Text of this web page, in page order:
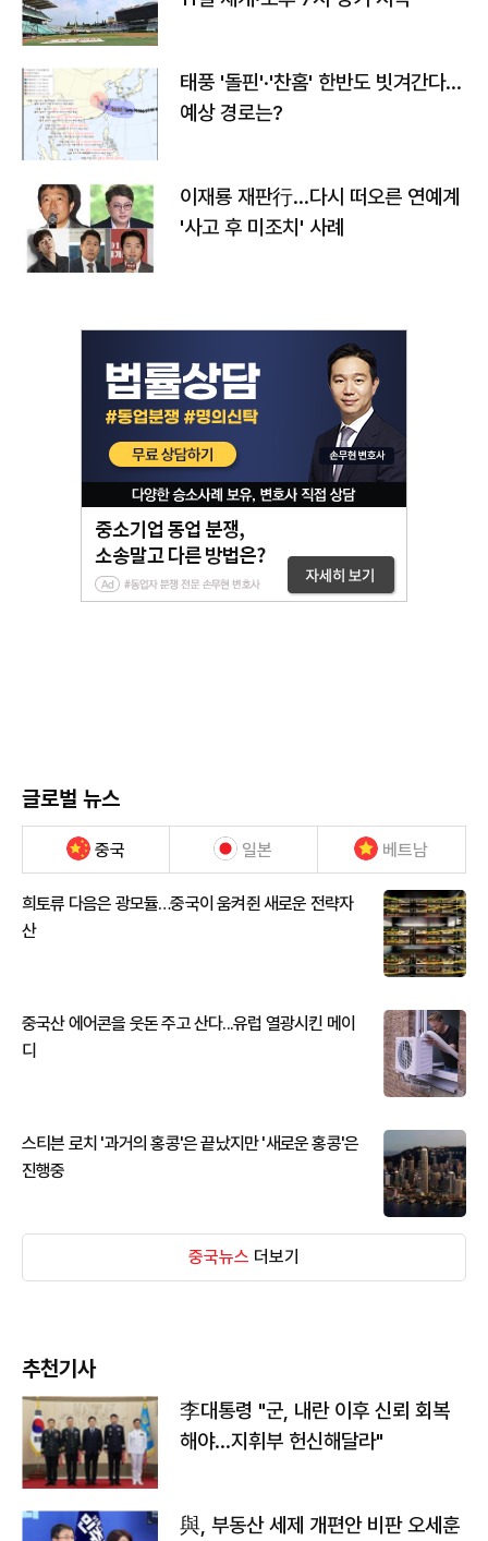
태풍 '돌핀'·'찬홈' 한반도 빗겨간다…
예상 경로는?
이재룡 재판行…다시 떠오른 연예계
'사고 후 미조치' 사례
글로벌 뉴스
중국 일본 베트남
희토류 다음은 광모듈…중국이 움켜쥔 새로운 전략자
산
중국산 에어콘을 웃돈 주고 산다...유럽 열광시킨 메이
디
스티븐 로치 '과거의 홍콩'은 끝났지만 '새로운 홍콩'은
진행중
중국뉴스 더보기
추천기사
李대통령 "군, 내란 이후 신뢰 회복
해야…지휘부 헌신해달라"
與, 부동산 세제 개편안 비판 오세훈